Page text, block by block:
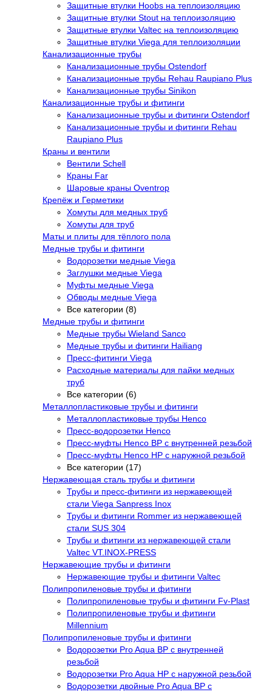
Защитные втулки Hoobs на теплоизоляцию
Защитные втулки Stout на теплоизоляцию
Защитные втулки Valtec на теплоизоляцию
Защитные втулки Viega для теплоизоляции
Канализационные трубы
Канализационные трубы Ostendorf
Канализационные трубы Rehau Raupiano Plus
Канализационные трубы Sinikon
Канализационные трубы и фитинги
Канализационные трубы и фитинги Ostendorf
Канализационные трубы и фитинги Rehau
Raupiano Plus
Краны и вентили
Вентили Schell
Краны Far
Шаровые краны Oventrop
Крепёж и Герметики
Хомуты для медных труб
Хомуты для труб
Маты и плиты для тёплого пола
Медные трубы и фитинги
Водорозетки медные Viega
Заглушки медные Viega
Муфты медные Viega
Обводы медные Viega
Все категории (8)
Медные трубы и фитинги
Медные трубы Wieland Sanco
Медные трубы и фитинги Hailiang
Пресс-фитинги Viega
Расходные материалы для пайки медных
труб
Все категории (6)
Металлопластиковые трубы и фитинги
Металлопластиковые трубы Henco
Пресс-водорозетки Henco
Пресс-муфты Henco ВР с внутренней резьбой
Пресс-муфты Henco НР с наружной резьбой
Все категории (17)
Нержавеющая сталь трубы и фитинги
Трубы и пресс-фитинги из нержавеющей
стали Viega Sanpress Inox
Трубы и фитинги Rommer из нержавеющей
стали SUS 304
Трубы и фитинги из нержавеющей стали
Valtec VT.INOX-PRESS
Нержавеющие трубы и фитинги
Нержавеющие трубы и фитинги Valtec
Полипропиленовые трубы и фитинги
Полипропиленовые трубы и фитинги Fv-Plast
Полипропиленовые трубы и фитинги
Millennium
Полипропиленовые трубы и фитинги
Водорозетки Pro Aqua ВР с внутренней
резьбой
Водорозетки Pro Aqua НР с наружной резьбой
Водорозетки двойные Pro Aqua ВР с